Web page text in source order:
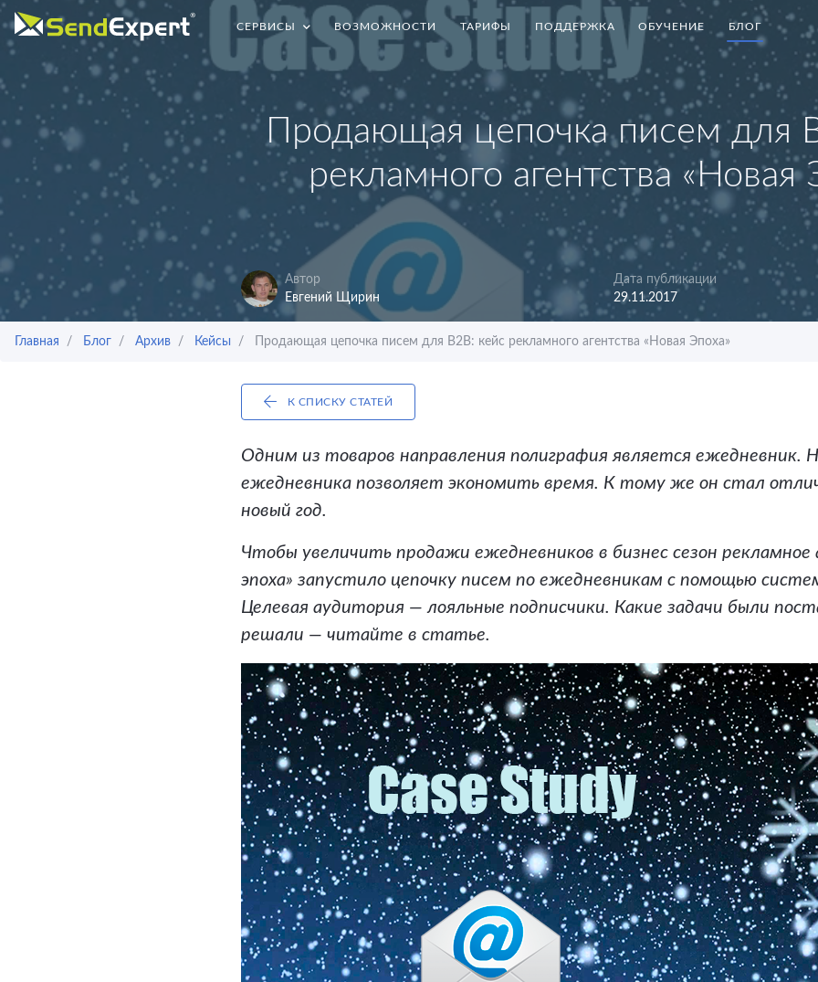
СЕРВИСЫ ВОЗМОЖНОСТИ ТАРИФЫ ПОДДЕРЖКА ОБУЧЕНИЕ БЛОГ
Продающая цепочка писем для
рекламного агентства «Новая
Автор
Евгений Щирин
Дата публикации
29.11.2017
Главная Блог Архив Кейсы Продающая цепочка писем для B2B: кейс рекламного агентства «Новая Эпоха»
К СПИСКУ СТАТЕЙ
Одним из товаров направления полиграфия является ежедневник.
ежедневника позволяет экономить время. К тому же он стал
новый год.
Чтобы увеличить продажи ежедневников в бизнес сезон рекламное
эпоха» запустило цепочку писем по ежедневникам с помощью
Целевая аудитория — лояльные подписчики. Какие задачи были
решали — читайте в статье.